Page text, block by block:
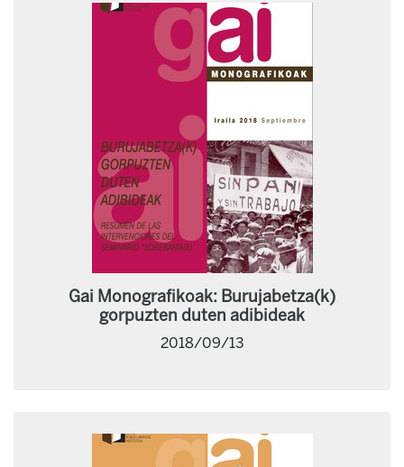
Gai Monografikoak: Burujabetza(k)
gorpuzten duten adibideak
2018/09/13